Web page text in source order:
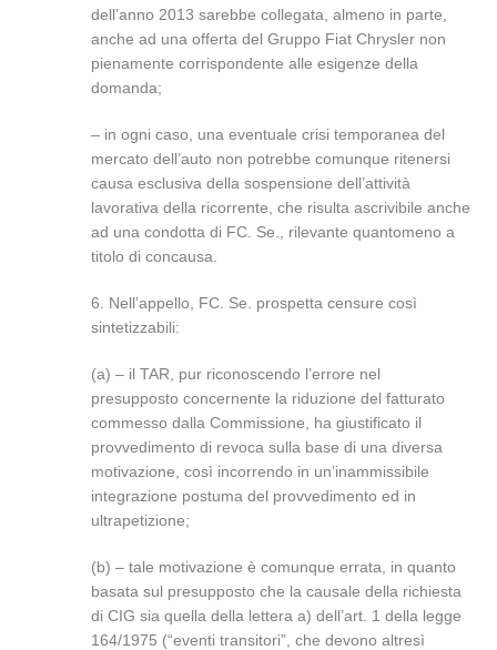
dell’anno 2013 sarebbe collegata, almeno in parte,
anche ad una offerta del Gruppo Fiat Chrysler non
pienamente corrispondente alle esigenze della
domanda;
– in ogni caso, una eventuale crisi temporanea del
mercato dell’auto non potrebbe comunque ritenersi
causa esclusiva della sospensione dell’attività
lavorativa della ricorrente, che risulta ascrivibile anche
ad una condotta di FC. Se., rilevante quantomeno a
titolo di concausa.
6. Nell’appello, FC. Se. prospetta censure così
sintetizzabili:
(a) – il TAR, pur riconoscendo l’errore nel
presupposto concernente la riduzione del fatturato
commesso dalla Commissione, ha giustificato il
provvedimento di revoca sulla base di una diversa
motivazione, così incorrendo in un’inammissibile
integrazione postuma del provvedimento ed in
ultrapetizione;
(b) – tale motivazione è comunque errata, in quanto
basata sul presupposto che la causale della richiesta
di CIG sia quella della lettera a) dell’art. 1 della legge
164/1975 (“eventi transitori”, che devono altresì